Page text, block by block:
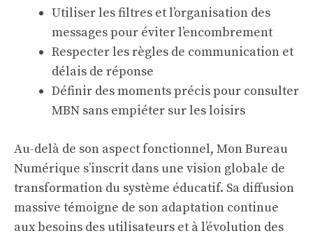
Utiliser les filtres et l’organisation des
messages pour éviter l’encombrement
Respecter les règles de communication et
délais de réponse
Définir des moments précis pour consulter
MBN sans empiéter sur les loisirs
Au-delà de son aspect fonctionnel, Mon Bureau
Numérique s’inscrit dans une vision globale de
transformation du système éducatif. Sa diffusion
massive témoigne de son adaptation continue
aux besoins des utilisateurs et à l’évolution des